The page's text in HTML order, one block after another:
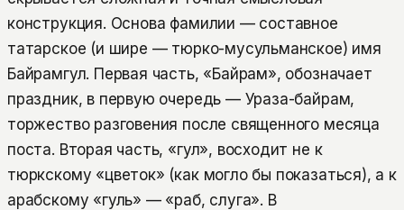
конструкция. Основа фамилии — составное
татарское (и шире — тюрко-мусульманское) имя
Байрамгул. Первая часть, «Байрам», обозначает
праздник, в первую очередь — Ураза-байрам,
торжество разговения после священного месяца
поста. Вторая часть, «гул», восходит не к
тюркскому «цветок» (как могло бы показаться), а к
арабскому «гуль» — «раб, слуга». В